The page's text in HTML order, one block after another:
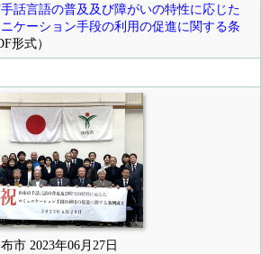
話言語の普及及び障がいの特性に応じた
ケーション手段の利用の促進に関する条
形式）
市 2023年06月27日